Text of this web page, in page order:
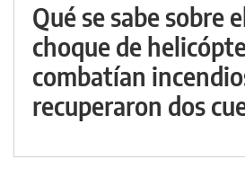
Qué se sabe sobre
choque de
combatían
recuperaron dos